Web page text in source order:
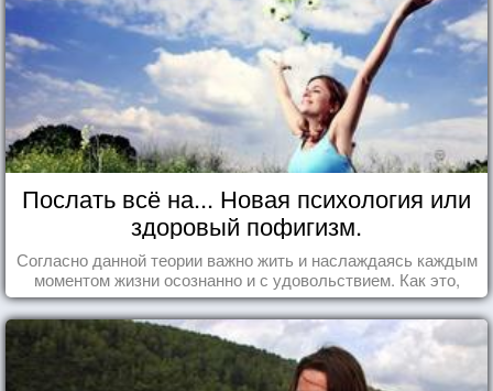
Послать всё на... Новая психология или
здоровый пофигизм.
Согласно данной теории важно жить и наслаждаясь каждым
моментом жизни осознанно и с удовольствием. Как это,
попробуем разобраться на реальных примерах.